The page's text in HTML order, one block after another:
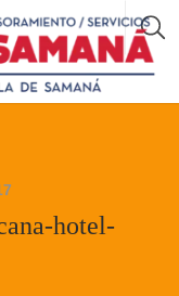
hotel-